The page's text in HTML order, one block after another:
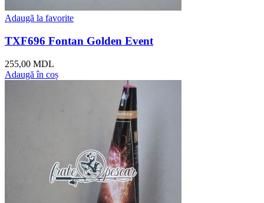
Adaugă la favorite
TXF696 Fontan Golden Event
255,00 MDL
Adaugă în coș